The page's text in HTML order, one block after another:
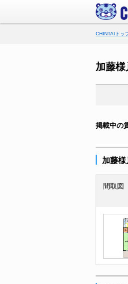
CHINTAIトッ
加藤
掲載中の
加藤
間取図